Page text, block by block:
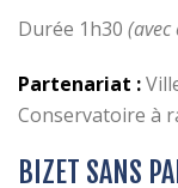
Durée 1h30 (avec
Partenariat :
Conservatoire à
BIZET SANS